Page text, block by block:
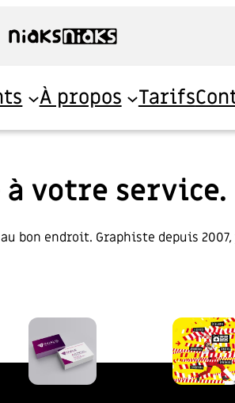
À propos Tarifs
votre service.
bon endroit. Graphiste depuis